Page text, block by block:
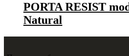
PORTA RESIST
Natural